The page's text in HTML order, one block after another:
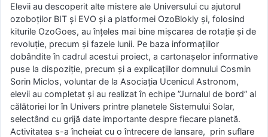
Elevii au descoperit alte mistere ale Universului cu ajutorul
ozoboților BIT și EVO și a platformei OzoBlokly și, folosind
kiturile OzoGoes, au înțeles mai bine mișcarea de rotație și de
revoluție, precum și fazele lunii. Pe baza informațiilor
dobândite în cadrul acestui proiect, a cartonașelor informative
puse la dispoziție, precum și a explicațiilor domnului Cosmin
Sorin Miclos, voluntar de la Asociația Ucenicul Astronom,
elevii au completat și au realizat în echipe ”Jurnalul de bord” al
călătoriei lor în Univers printre planetele Sistemului Solar,
selectând cu grijă date importante despre fiecare planetă.
Activitatea s-a încheiat cu o întrecere de lansare, prin suflare